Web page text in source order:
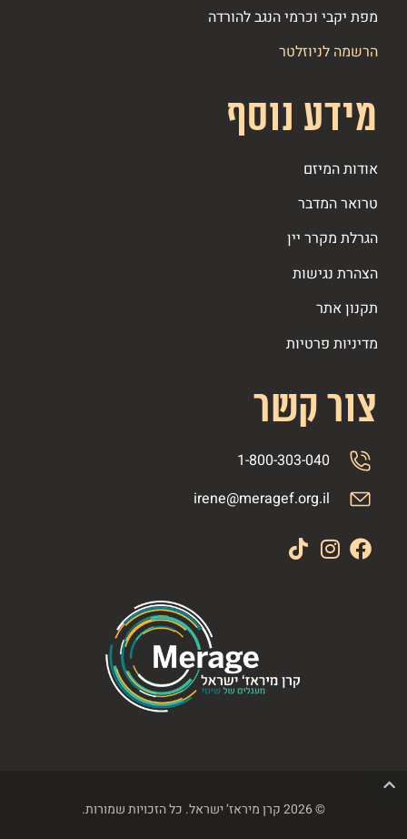
מפת יקבי וכרמי הנגב להורדה
הרשמה לניוזלטר
מידע נוסף
אודות המיזם
טרואר המדבר
הגרלת מקרר יין
הצהרת נגישות
תקנון אתר
מדיניות פרטיות
צור קשר
1-800-303-040
irene@meragef.org.il
© 2026 קרן מיראז’ ישראל. כל הזכויות שמורות.